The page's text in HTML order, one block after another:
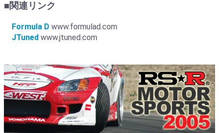
■関連リンク
Formula D www.formulad.com
JTuned www.jtuned.com